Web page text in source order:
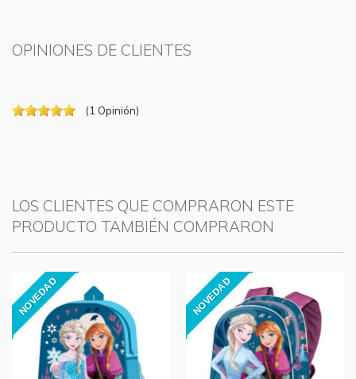
OPINIONES DE CLIENTES
(1 Opinión)
LOS CLIENTES QUE COMPRARON ESTE
PRODUCTO TAMBIÉN COMPRARON
NOVEDAD NOVEDAD